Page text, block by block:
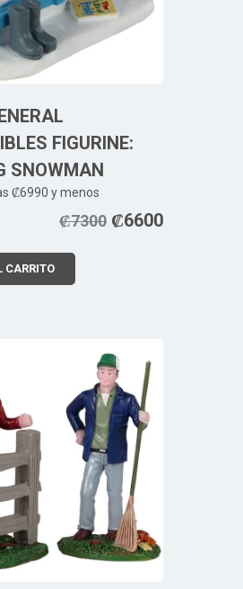
FIGURINE:
SNOWMAN
₡6990 y menos
₡7300 ₡6600
CARRITO